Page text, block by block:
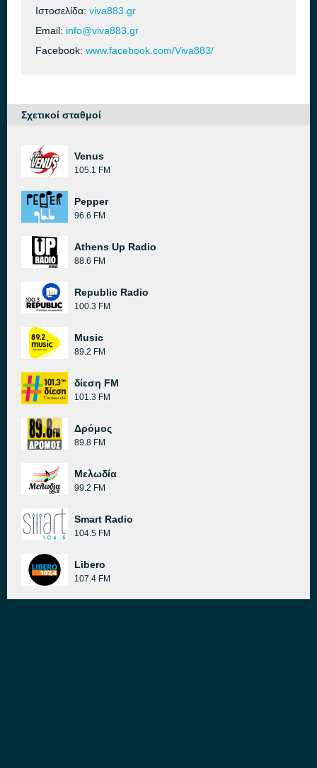
Ιστοσελίδα: viva883.gr
Email: info@viva883.gr
Facebook: www.facebook.com/Viva883/
Σχετικοί σταθμοί
Venus
105.1 FM
Pepper
96.6 FM
Athens Up Radio
88.6 FM
Republic Radio
100.3 FM
Music
89.2 FM
δίεση FM
101.3 FM
Δρόμος
89.8 FM
Μελωδία
99.2 FM
Smart Radio
104.5 FM
Libero
107.4 FM